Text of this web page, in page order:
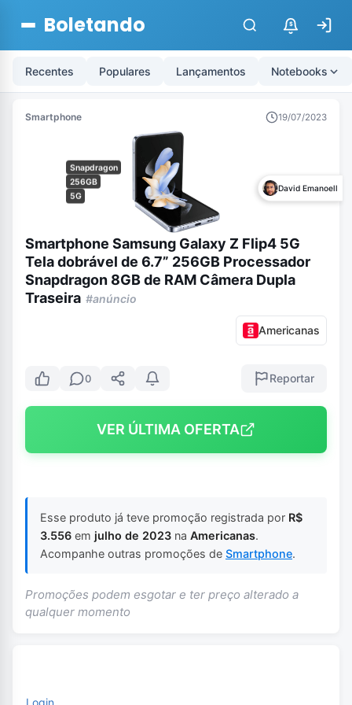
Boletando $
Recentes Populares Lançamentos Notebooks
Smartphone 19/07/2023
Snapdragon
256GB
5G
David Emanoell
Smartphone Samsung Galaxy Z Flip4 5G
Tela dobrável de 6.7” 256GB Processador
Snapdragon 8GB de RAM Câmera Dupla
Traseira #anúncio
Americanas
0 Reportar
VER ÚLTIMA OFERTA
Esse produto já teve promoção registrada por R$
3.556 em julho de 2023 na Americanas.
Acompanhe outras promoções de Smartphone.
Promoções podem esgotar e ter preço alterado a
qualquer momento
Login